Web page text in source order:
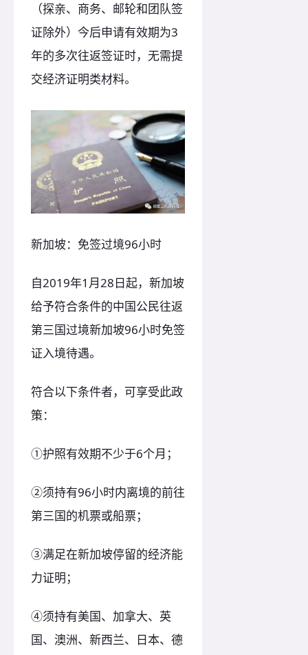
（探亲、商务、邮轮和团队签
证除外）今后申请有效期为3
年的多次往返签证时，无需提
交经济证明类材料。
新加坡：免签过境96小时
自2019年1月28日起，新加坡
给予符合条件的中国公民往返
第三国过境新加坡96小时免签
证入境待遇。
符合以下条件者，可享受此政
策：
①护照有效期不少于6个月；
②须持有96小时内离境的前往
第三国的机票或船票；
③满足在新加坡停留的经济能
力证明；
④须持有美国、加拿大、英
国、澳洲、新西兰、日本、德